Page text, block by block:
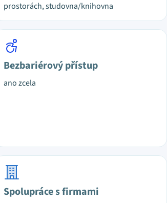
prostorách, studovna/knihovna
Bezbariérový přístup
ano zcela
Spolupráce s firmami